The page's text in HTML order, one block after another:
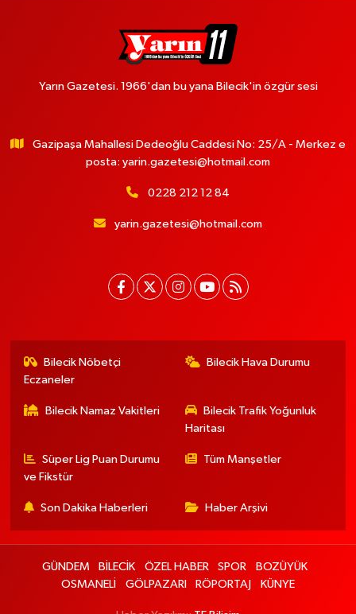
Yarın Gazetesi. 1966'dan bu yana Bilecik'in özgür sesi
Gazipaşa Mahallesi Dedeoğlu Caddesi No: 25/A - Merkez e
posta: yarin.gazetesi@hotmail.com
0228 212 12 84
yarin.gazetesi@hotmail.com
Bilecik Nöbetçi
Eczaneler
Bilecik Hava Durumu
Bilecik Namaz Vakitleri
Bilecik Trafik Yoğunluk
Haritası
Süper Lig Puan Durumu
ve Fikstür
Tüm Manşetler
Son Dakika Haberleri Haber Arşivi
GÜNDEM BİLECİK ÖZEL HABER SPOR
BOZÜYÜK
OSMANELİ
GÖLPAZARI RÖPORTAJ KÜNYE